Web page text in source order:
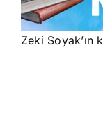
Zeki Soyak’ın